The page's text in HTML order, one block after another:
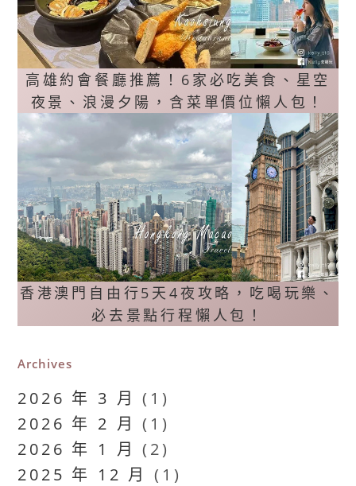
高雄約會餐廳推薦！6家必吃美食、星空
夜景、浪漫夕陽，含菜單價位懶人包！
香港澳門自由行5天4夜攻略，吃喝玩樂、
必去景點行程懶人包！
Archives
2026 年 3 月 (1)
2026 年 2 月 (1)
2026 年 1 月 (2)
2025 年 12 月 (1)